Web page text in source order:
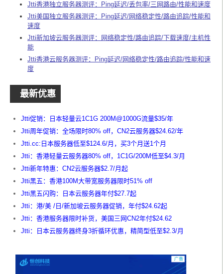
Jtti香港独立服务器测评：Ping延迟/丢包率/三网路由/性能和速度
Jtti美国独立服务器测评：Ping延迟/网络稳定性/路由追踪/性能和
速度
Jtti新加坡云服务器测评：网络稳定性/路由追踪/下载速度/主机性
能
Jtti香港云服务器测评：Ping延迟/网络稳定性/路由追踪/性能和速
度
最新优惠
Jtti促销：日本轻量云1C1G 200M@1000G流量$35/年
Jtti周年促销：全场限时80% off，CN2云服务器$24.62/年
Jtti.cc:日本服务器低至$124.6/月，买3个月送1个月
Jtti：香港轻量云服务器80% off，1C1G/200M低至$4.3/月
Jtti新年特惠：CN2云服务器$2.7/月起
Jtti黑五：香港100M大带宽服务器限时51% off
Jtti黑五闪购：日本云服务器年付$27.7起
Jtti：港/美 /日/新加坡云服务器促销，年付$24.62起
Jtti：香港服务器限时补货，美国三网CN2年付$24.62
Jtti：日本云服务器终身3折循环优惠，精简型低至$2.3/月